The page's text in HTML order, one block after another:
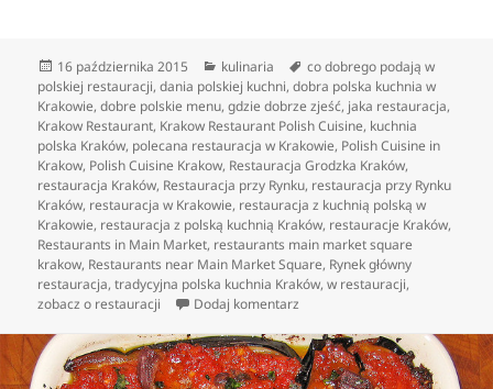
Data
publikacji
16 października 2015 Kategorie
kulinaria Tagi
co dobrego podają w
polskiej restauracji,dania polskiej kuchni,dobra polska kuchnia w
Krakowie,dobre polskie menu,gdzie dobrze zjeść, jaka restauracja,
Krakow Restaurant, Krakow Restaurant Polish Cuisine, kuchnia
polska Kraków, polecana restauracja w Krakowie, Polish Cuisine in
Krakow, Polish Cuisine Krakow, Restauracja Grodzka Kraków,
restauracja Kraków, Restauracja przy Rynku, restauracja przy Rynku
Kraków, restauracja w Krakowie, restauracja z kuchnią polską w
Krakowie, restauracja z polską kuchnią Kraków, restauracje Kraków,
Restaurants in Main Market, restaurants main market square
krakow, Restaurants near Main Market Square, Rynek główny
restauracja,tradycyjna polska kuchnia Kraków,w restauracji,
zobacz o restauracji
Dodaj komentarz